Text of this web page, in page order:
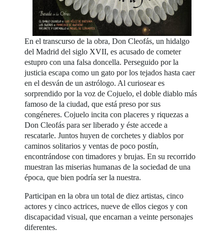
En el transcurso de la obra, Don Cleofás, un hidalgo
del Madrid del siglo XVII, es acusado de cometer
estupro con una falsa doncella. Perseguido por la
justicia escapa como un gato por los tejados hasta caer
en el desván de un astrólogo. Al curiosear es
sorprendido por la voz de Cojuelo, el doble diablo más
famoso de la ciudad, que está preso por sus
congéneres. Cojuelo incita con placeres y riquezas a
Don Cleofás para ser liberado y éste accede a
rescatarle. Juntos huyen de corchetes y diablos por
caminos solitarios y ventas de poco postín,
encontrándose con timadores y brujas. En su recorrido
muestran las miserias humanas de la sociedad de una
época, que bien podría ser la nuestra.
Participan en la obra un total de diez artistas, cinco
actores y cinco actrices, nueve de ellos ciegos y con
discapacidad visual, que encarnan a veinte personajes
diferentes.